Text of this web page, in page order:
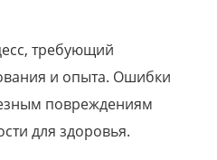
требующий
и опыта. Ошибки
повреждениям
для здоровья.